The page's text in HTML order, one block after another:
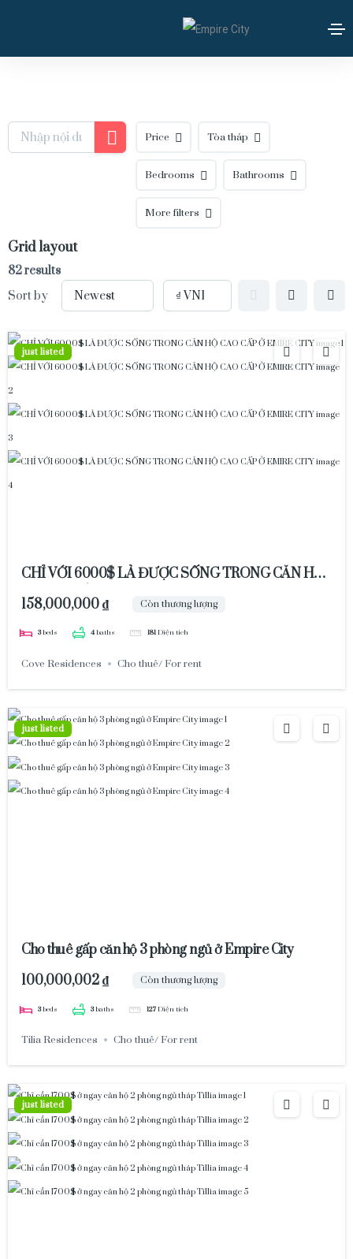
Price Tòa tháp
Bedrooms Bathrooms
More filters
Grid layout
82 results
Sort by
just listed
CHỈ VỚI 6000$ LÀ ĐƯỢC SỐNG TRONG CĂN HỘ
CAO CẤP Ở EMIRE CITY
158,000,000 ₫ Còn thương lượng
3beds 4baths 181 Diện tích
Cove Residences Cho thuê/ For rent
just listed
Cho thuê gấp căn hộ 3 phòng ngủ ở Empire City
100,000,002 ₫
Còn thương lượng
3beds 3baths 127 Diện tích
Tilia Residences Cho thuê/ For rent
just listed